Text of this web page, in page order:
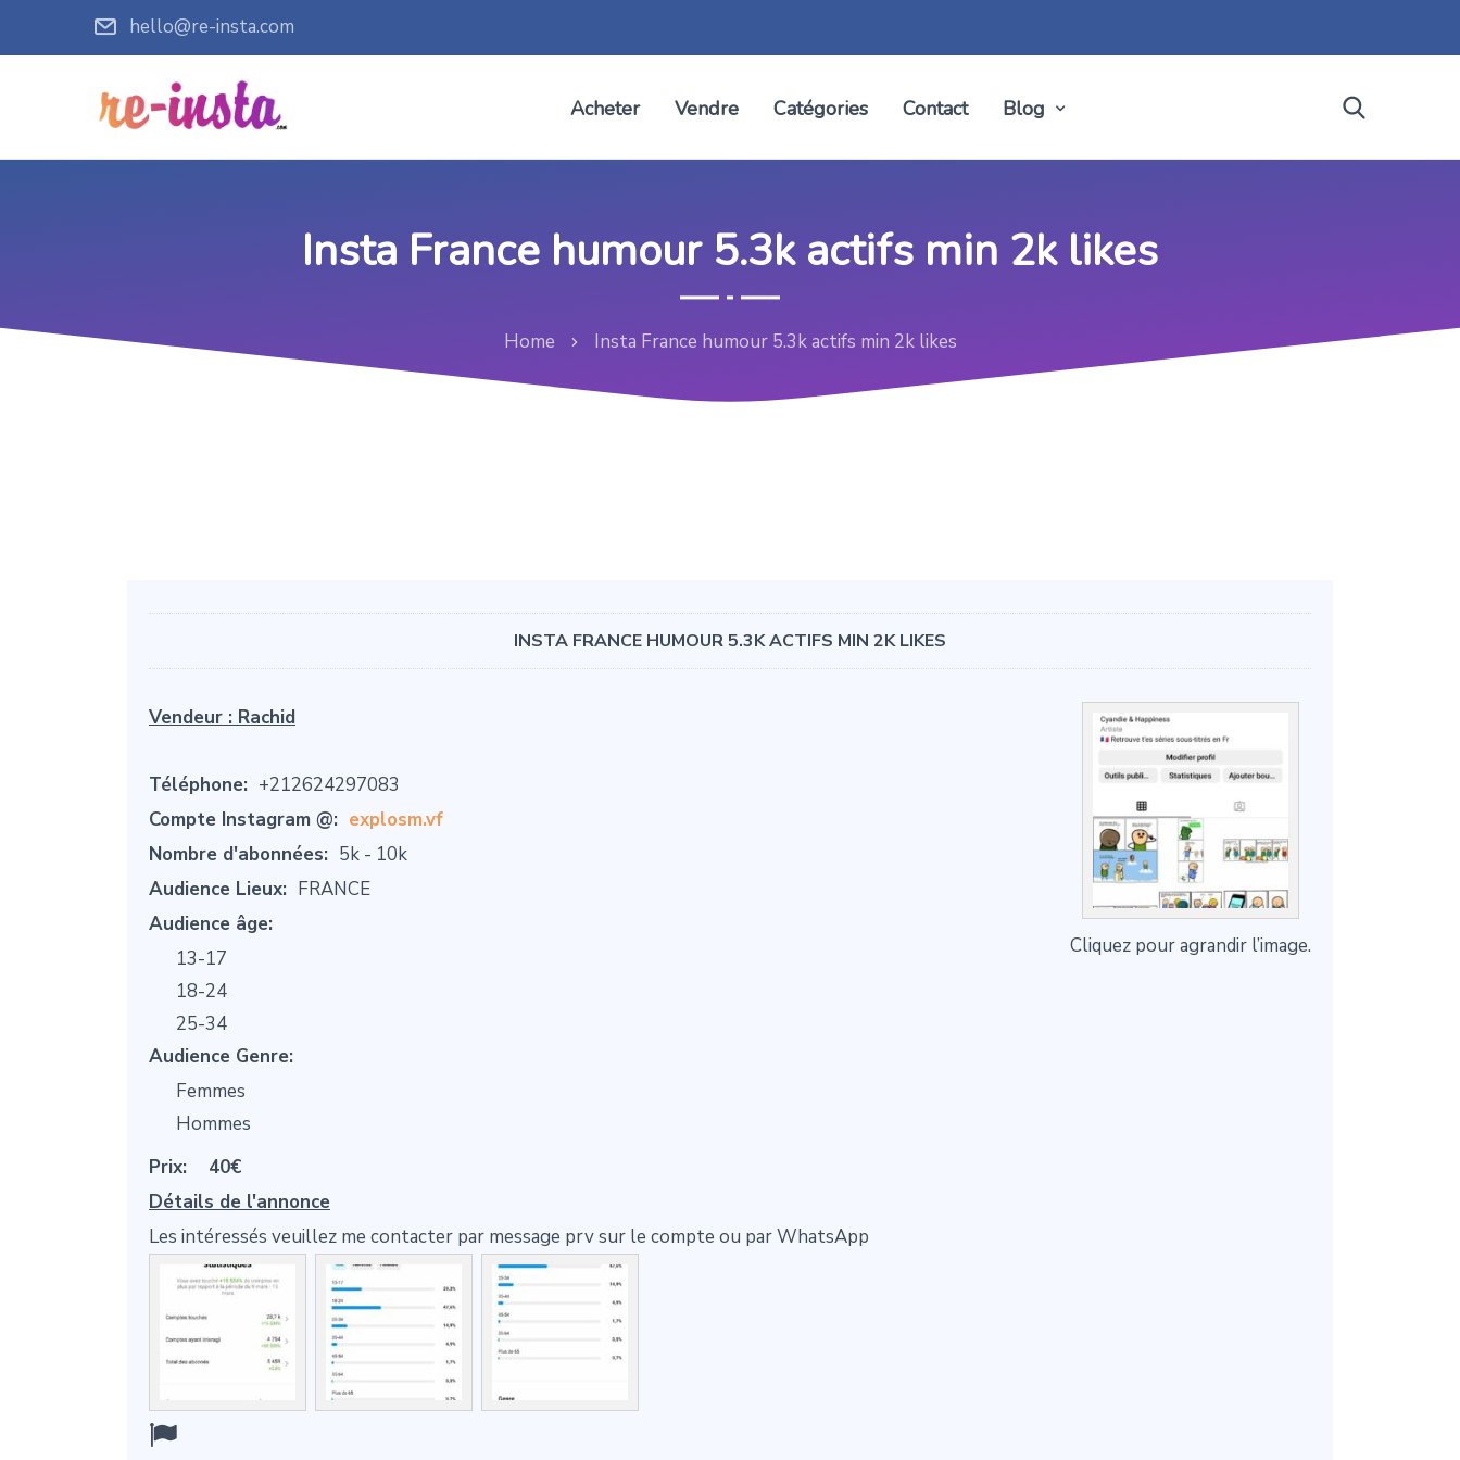
hello@re-insta.com
Acheter Vendre Catégories Contact Blog
Insta France humour 5.3k actifs min 2k likes
Home Insta France humour 5.3k actifs min 2k likes
INSTA FRANCE HUMOUR 5.3K ACTIFS MIN 2K LIKES
Cliquez pour agrandir l’image.
Vendeur : Rachid
Téléphone: +212624297083
Compte Instagram @: explosm.vf
Nombre d'abonnées: 5k - 10k
Audience Lieux: FRANCE
Audience âge:
13-17
18-24
25-34
Audience Genre:
Femmes
Hommes
Prix:
40€
Détails de l'annonce
Les intéressés veuillez me contacter par message prv sur le compte ou par WhatsApp